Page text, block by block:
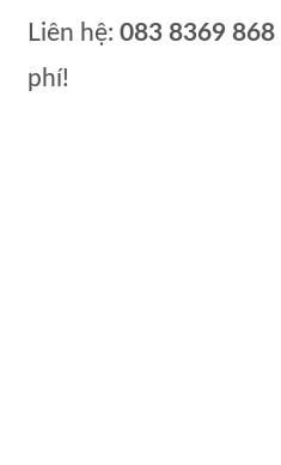
Liên hệ: 083 8369 868
phí!